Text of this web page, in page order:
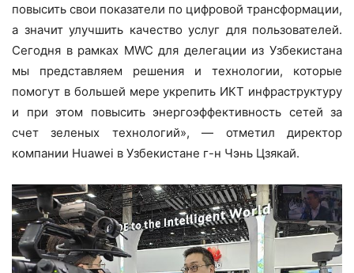
повысить свои показатели по цифровой трансформации,
а значит улучшить качество услуг для пользователей.
Сегодня в рамках MWC для делегации из Узбекистана
мы представляем решения и технологии, которые
помогут в большей мере укрепить ИКТ инфраструктуру
и при этом повысить энергоэффективность сетей за
счет зеленых технологий», — отметил директор
компании Huawei в Узбекистане г-н Чэнь Цзякай.